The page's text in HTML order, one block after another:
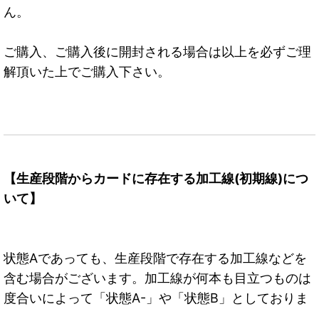
ん。
ご購入、ご購入後に開封される場合は以上を必ずご理
解頂いた上でご購入下さい。
【生産段階からカードに存在する加工線(初期線)につ
いて】
状態Aであっても、生産段階で存在する加工線などを
含む場合がございます。加工線が何本も目立つものは
度合いによって「状態A-」や「状態B」としておりま